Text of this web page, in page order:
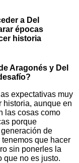
a Del
épocas
historia
Aragonés y Del
expectativas muy
historia, aunque en
las cosas como
porque
de
que hacer
sin ponerles la
que no es justo.